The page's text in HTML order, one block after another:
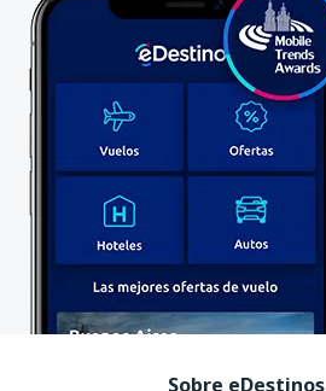
Sobre eDestinos